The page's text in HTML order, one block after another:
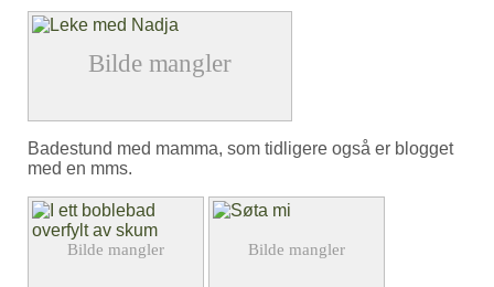
Badestund med mamma, som tidligere også er blogget
med en mms.